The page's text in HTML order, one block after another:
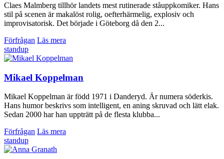
Claes Malmberg tillhör landets mest rutinerade ståuppkomiker. Hans
stil på scenen är makalöst rolig, oefterhärmelig, explosiv och
improvisatorisk. Det började i Göteborg då den 2...
Förfrågan Läs mera
standup
Mikael Koppelman
Mikael Koppelman är född 1971 i Danderyd. Är numera söderkis.
Hans humor beskrivs som intelligent, en aning skruvad och lätt elak.
Sedan 2000 har han uppträtt på de flesta klubba...
Förfrågan Läs mera
standup